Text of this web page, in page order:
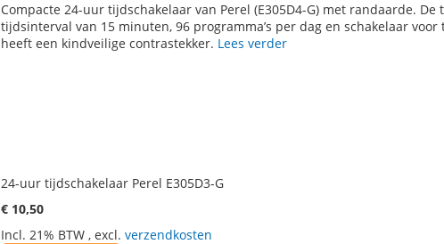
AAN
VERLANGLIJST
TE
VERGELIJKEN
Compacte 24-uur tijdschakelaar van Perel (E305D4-G) met randaarde.
tijdsinterval van 15 minuten, 96 programma’s per dag en schakelaar
heeft een kindveilige contrastekker. Lees verder
24-uur tijdschakelaar Perel E305D3-G
€ 10,50
Incl. 21% BTW , excl. verzendkosten